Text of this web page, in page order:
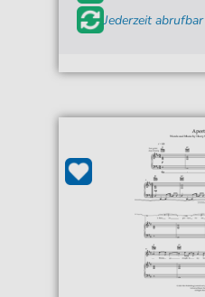
Jederzeit abrufbar